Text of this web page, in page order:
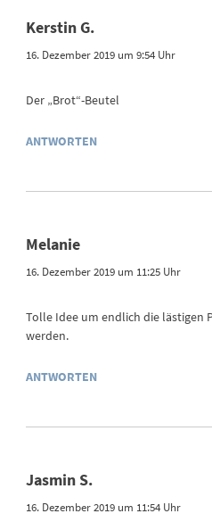
Kerstin G.
16. Dezember 2019 um 9:54 Uhr
Der „Brot“-Beutel
ANTWORTEN
Melanie
16. Dezember 2019 um 11:25 Uhr
Tolle Idee um endlich die lästigen
werden.
ANTWORTEN
Jasmin S.
16. Dezember 2019 um 11:54 Uhr